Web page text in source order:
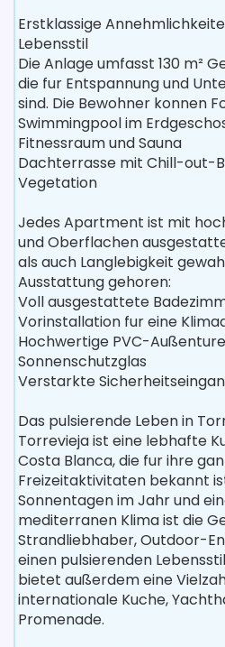
Erstklassige
Lebensstil
Die Anlage umfasst 130 m²
die fur Entspannung und
sind. Die Bewohner konnen
Swimmingpool im
Fitnessraum und Sauna
Dachterrasse mit Chill-out-
Vegetation
Jedes Apartment ist mit
und Oberflachen
als auch Langlebigkeit
Ausstattung gehoren:
Voll ausgestattete
Vorinstallation fur eine
Hochwertige PVC-
Sonnenschutzglas
Verstarkte
Das pulsierende Leben in
Torrevieja ist eine lebhafte
Costa Blanca, die fur ihre
Freizeitaktivitaten bekannt
Sonnentagen im Jahr und
mediterranen Klima ist die
Strandliebhaber, Outdoor-
einen pulsierenden
bietet außerdem eine
internationale Kuche,
Promenade.